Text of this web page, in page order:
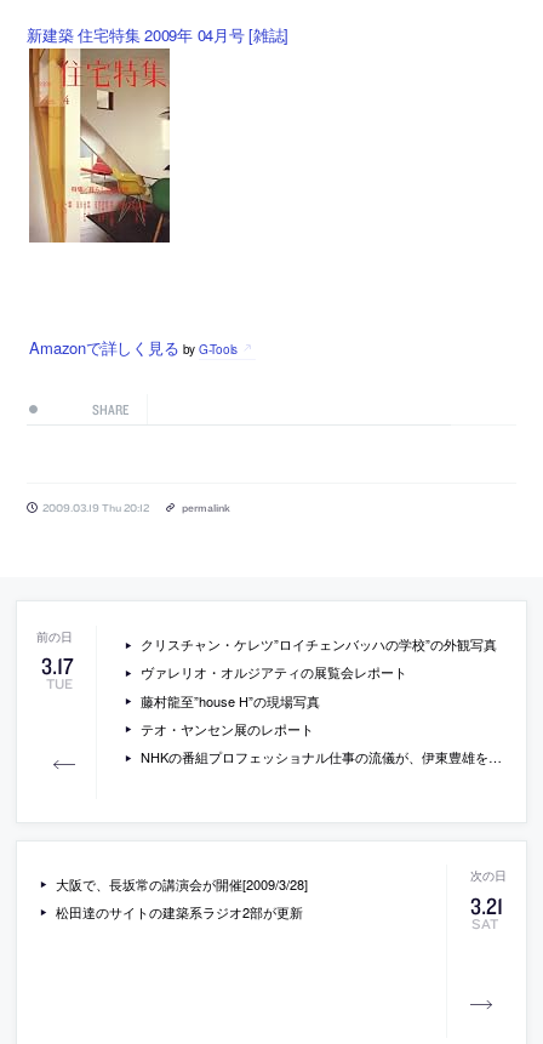
新建築 住宅特集 2009年 04月号 [雑誌]
Amazonで詳しく見る by G-Tools
SHARE
2009.03.19 Thu 20:12 permalink
3.17
TUE
クリスチャン・ケレツ”ロイチェンバッハの学校”の外観写真
ヴァレリオ・オルジアティの展覧会レポート
藤村龍至”house H”の現場写真
テオ・ヤンセン展のレポート
NHKの番組プロフェッショナル仕事の流儀が、伊東豊雄を特集
3.21
SAT
大阪で、長坂常の講演会が開催[2009/3/28]
松田達のサイトの建築系ラジオ2部が更新